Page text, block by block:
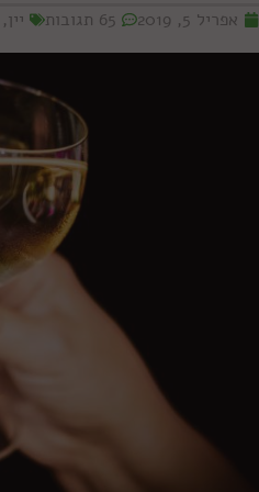
אפריל 5, 2019 65 תגובות יין